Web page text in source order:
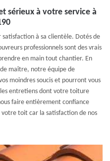
sérieux à votre service à
à sa clientèle. Dotés de
professionnels sont des vrais
en main tout chantier. En
maître, notre équipe de
moindres soucis et pourront vous
entretiens dont votre toiture
faire entièrement confiance
toit car la satisfaction de nos